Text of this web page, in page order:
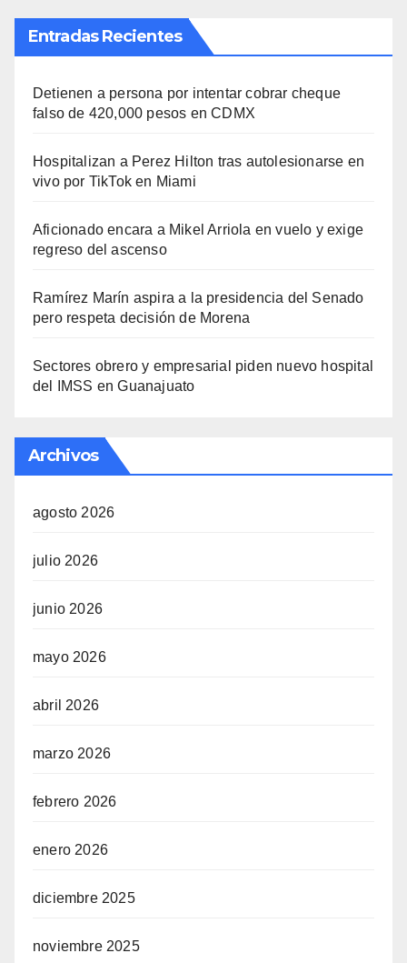
Entradas Recientes
Detienen a persona por intentar cobrar cheque
falso de 420,000 pesos en CDMX
Hospitalizan a Perez Hilton tras autolesionarse en
vivo por TikTok en Miami
Aficionado encara a Mikel Arriola en vuelo y exige
regreso del ascenso
Ramírez Marín aspira a la presidencia del Senado
pero respeta decisión de Morena
Sectores obrero y empresarial piden nuevo hospital
del IMSS en Guanajuato
Archivos
agosto 2026
julio 2026
junio 2026
mayo 2026
abril 2026
marzo 2026
febrero 2026
enero 2026
diciembre 2025
noviembre 2025